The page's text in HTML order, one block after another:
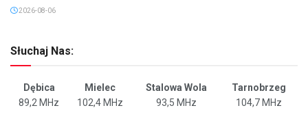
2026-08-06
Słuchaj Nas:
Dębica Mielec Stalowa Wola
Tarnobrzeg
89,2 MHz
102,4 MHz 93,5 MHz 104,7 MHz